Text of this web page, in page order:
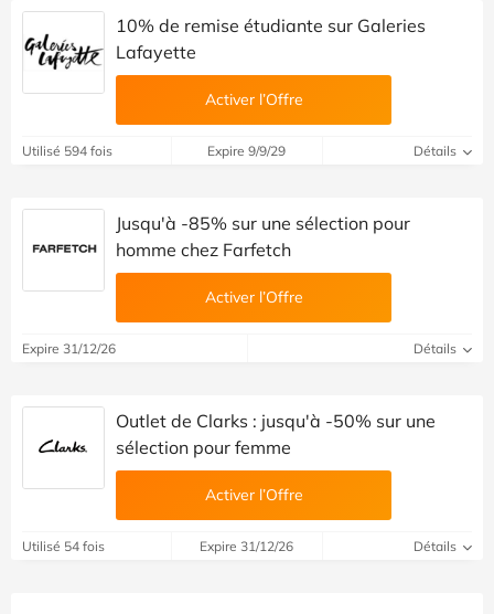
10% de remise étudiante sur Galeries
Lafayette
Activer l’Offre
Utilisé 594 fois Expire 9/9/29 Détails
Jusqu'à -85% sur une sélection pour
homme chez Farfetch
Activer l’Offre
Expire 31/12/26 Détails
Outlet de Clarks : jusqu'à -50% sur une
sélection pour femme
Activer l’Offre
Utilisé 54 fois Expire 31/12/26 Détails